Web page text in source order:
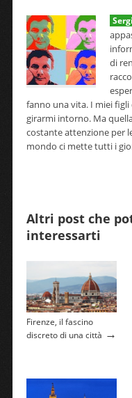
di
fanno una vita. I miei figli
girarmi intorno. Ma
costante attenzione per
mondo ci mette tutti i
Altri post che
interessarti
Firenze, il fascino
discreto di una città →